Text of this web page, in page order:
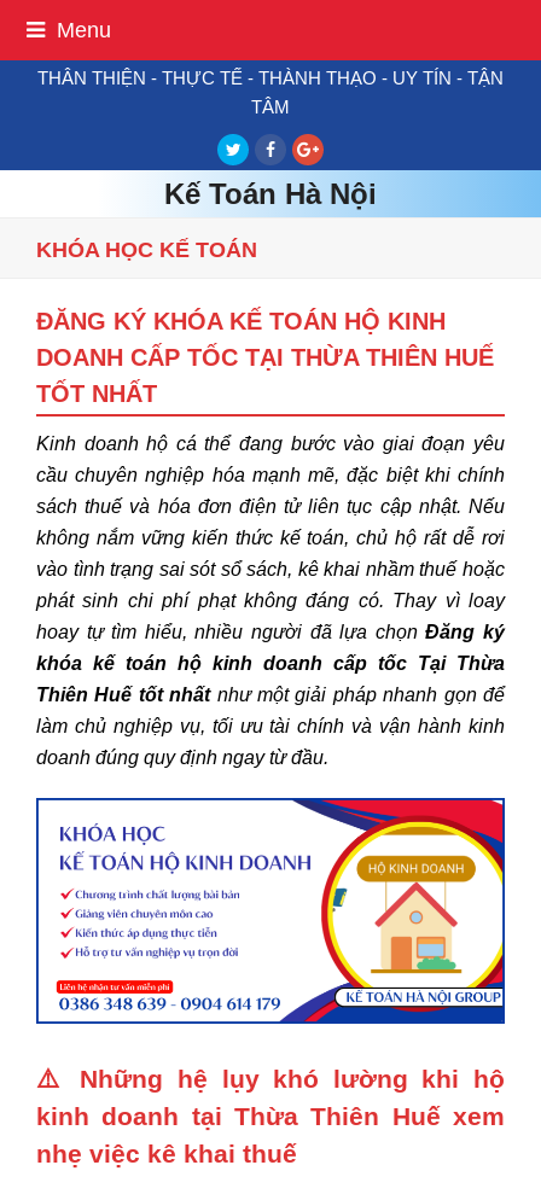
Menu
THÂN THIỆN - THỰC TẾ - THÀNH THẠO - UY TÍN - TẬN
TÂM
TwitterFacebookGoogle
Plus
Kế Toán Hà Nội
KHÓA HỌC KẾ TOÁN
ĐĂNG KÝ KHÓA KẾ TOÁN HỘ KINH
DOANH CẤP TỐC TẠI THỪA THIÊN HUẾ
TỐT NHẤT
Kinh doanh hộ cá thể đang bước vào giai đoạn yêu
cầu chuyên nghiệp hóa mạnh mẽ, đặc biệt khi chính
sách thuế và hóa đơn điện tử liên tục cập nhật. Nếu
không nắm vững kiến thức kế toán, chủ hộ rất dễ rơi
vào tình trạng sai sót sổ sách, kê khai nhầm thuế hoặc
phát sinh chi phí phạt không đáng có. Thay vì loay
hoay tự tìm hiểu, nhiều người đã lựa chọnĐăng ký
khóa kế toán hộ kinh doanh cấp tốc Tại Thừa
Thiên Huế tốt nhấtnhư một giải pháp nhanh gọn để
làm chủ nghiệp vụ, tối ưu tài chính và vận hành kinh
doanh đúng quy định ngay từ đầu.
⚠️ Những hệ lụy khó lường khi hộ
kinh doanh tại Thừa Thiên Huế xem
nhẹ việc kê khai thuế